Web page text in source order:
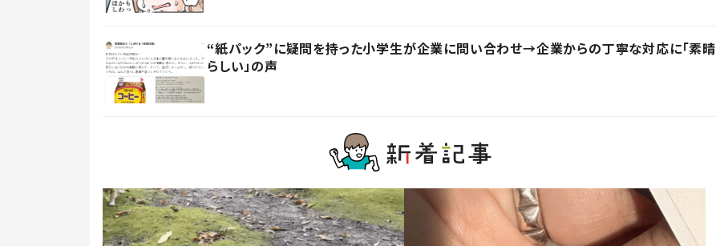
“紙パック”に疑問を持った小学生が企業に問い合わせ→企業からの丁寧な対応に「素晴
らしい」の声